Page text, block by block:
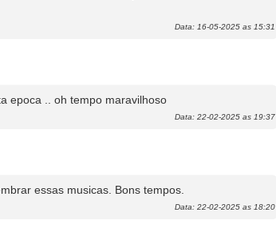
Data: 16-05-2025 as 15:31
epoca .. oh tempo maravilhoso
Data: 22-02-2025 as 19:37
essas musicas. Bons tempos.
Data: 22-02-2025 as 18:20